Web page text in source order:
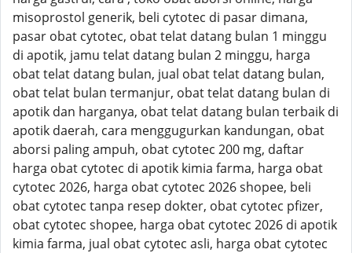
misoprostol generik, beli cytotec di pasar dimana,
pasar obat cytotec, obat telat datang bulan 1 minggu
di apotik, jamu telat datang bulan 2 minggu, harga
obat telat datang bulan, jual obat telat datang bulan,
obat telat bulan termanjur, obat telat datang bulan di
apotik dan harganya, obat telat datang bulan terbaik di
apotik daerah, cara menggugurkan kandungan, obat
aborsi paling ampuh, obat cytotec 200 mg, daftar
harga obat cytotec di apotik kimia farma, harga obat
cytotec 2026, harga obat cytotec 2026 shopee, beli
obat cytotec tanpa resep dokter, obat cytotec pfizer,
obat cytotec shopee, harga obat cytotec 2026 di apotik
kimia farma, jual obat cytotec asli, harga obat cytotec